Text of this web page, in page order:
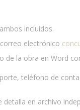
incluidos.
electrónico
la obra en Word
teléfono de
en archivo